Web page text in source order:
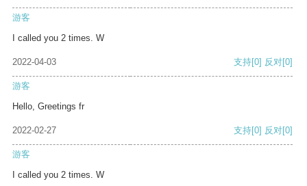
游客
I called you 2 times. W
2022-04-03 支持[0] 反对[0]
游客
Hello, Greetings fr
2022-02-27 支持[0] 反对[0]
游客
I called you 2 times. W